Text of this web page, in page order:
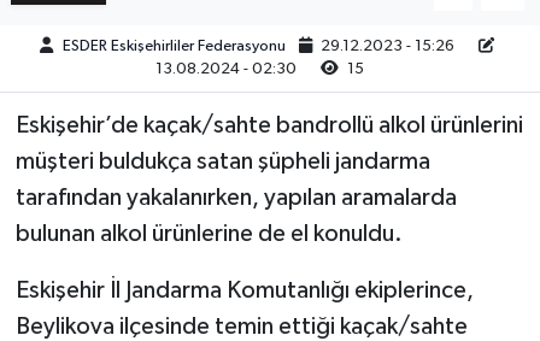
ESDER Eskişehirliler Federasyonu
29.12.2023 - 15:26
13.08.2024 - 02:30
15
Eskişehir’de kaçak/sahte bandrollü alkol ürünlerini
müşteri buldukça satan şüpheli jandarma
tarafından yakalanırken, yapılan aramalarda
bulunan alkol ürünlerine de el konuldu.
Eskişehir İl Jandarma Komutanlığı ekiplerince,
Beylikova ilçesinde temin ettiği kaçak/sahte